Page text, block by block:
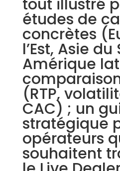
tout illustré
études de
concrètes
l’Est, Asie du
Amérique
(RTP,
CAC) ; un
stratégique
opérateurs
souhaitent